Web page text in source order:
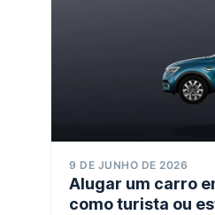
9 DE JUNHO DE 2026
Alugar um carro
como turista ou